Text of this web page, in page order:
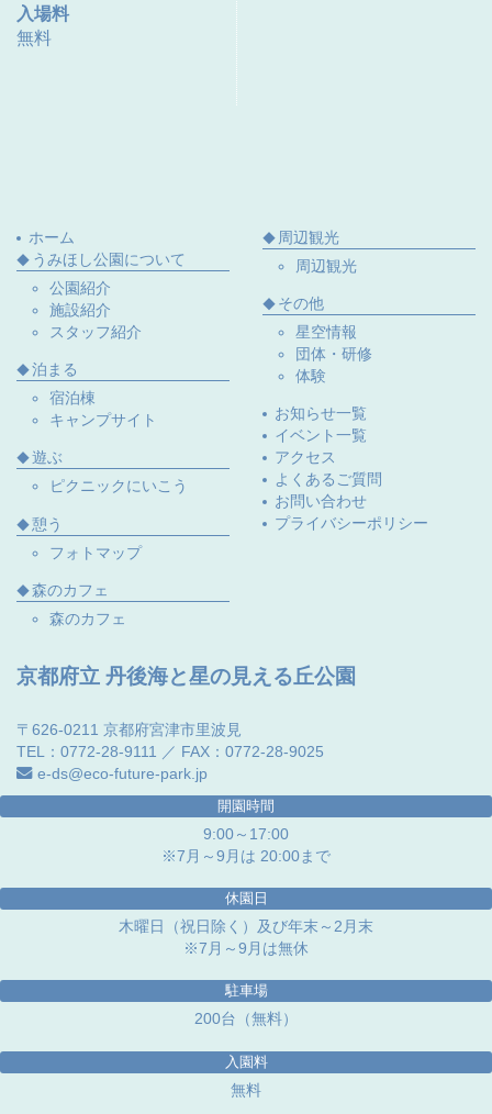
入場料
無料
ホーム
うみほし公園について
公園紹介
施設紹介
スタッフ紹介
泊まる
宿泊棟
キャンプサイト
遊ぶ
ピクニックにいこう
憩う
フォトマップ
森のカフェ
森のカフェ
周辺観光
周辺観光
その他
星空情報
団体・研修
体験
お知らせ一覧
イベント一覧
アクセス
よくあるご質問
お問い合わせ
プライバシーポリシー
京都府立 丹後海と星の見える丘公園
〒626-0211 京都府宮津市里波見
TEL：0772-28-9111 ／ FAX：0772-28-9025
e-ds@eco-future-park.jp
開園時間
9:00～17:00
※7月～9月は 20:00まで
休園日
木曜日（祝日除く）及び年末～2月末
※7月～9月は無休
駐車場
200台（無料）
入園料
無料